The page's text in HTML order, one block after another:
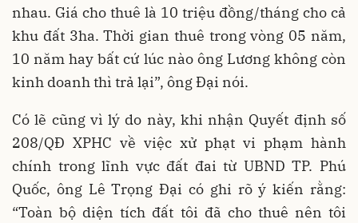
nhau. Giá cho thuê là 10 triệu đồng/tháng cho cả
khu đất 3ha. Thời gian thuê trong vòng 05 năm,
10 năm hay bất cứ lúc nào ông Lương không còn
kinh doanh thì trả lại”, ông Đại nói.
Có lẽ cũng vì lý do này, khi nhận Quyết định số
208/QĐ XPHC về việc xử phạt vi phạm hành
chính trong lĩnh vực đất đai từ UBND TP. Phú
Quốc, ông Lê Trọng Đại có ghi rõ ý kiến rằng:
“Toàn bộ diện tích đất tôi đã cho thuê nên tôi